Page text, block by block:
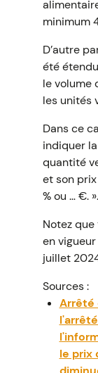
minimum
D’autre
été
le volume
les unités
Dans ce
indiquer
quantité
et son
% ou … €. ».
Notez
en
juillet
Sources :
Arrêté
le prix